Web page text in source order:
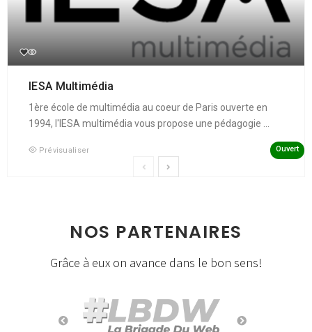
IESA Multimédia
1ère école de multimédia au coeur de Paris ouverte en
1994, l'IESA multimédia vous propose une pédagogie ...
Prévisualiser Ouvert
NOS PARTENAIRES
Grâce à eux on avance dans le bon sens!